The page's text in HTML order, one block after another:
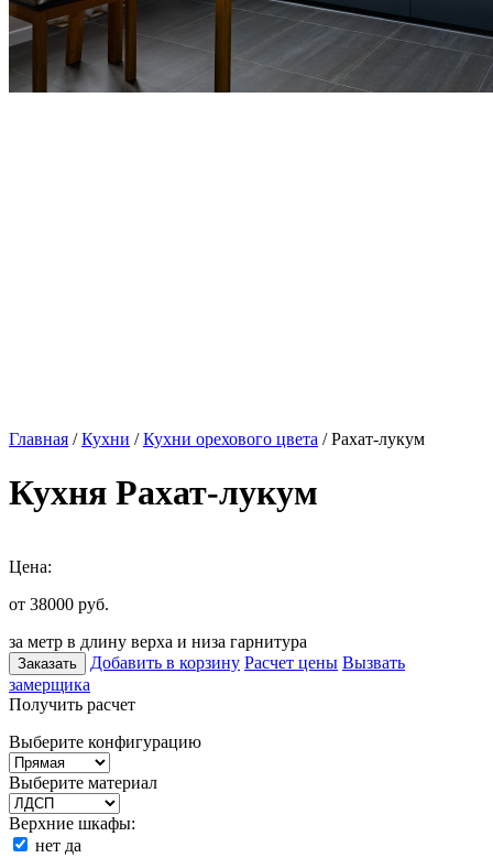
Главная /Кухни /Кухни орехового цвета / Рахат-лукум
Кухня Рахат-лукум
Цена:
от 38000 руб.
за метр в длину верха и низа гарнитура
Заказать Добавить в корзину Расчет цены Вызвать
замерщика
Получить расчет
Выберите конфигурацию
Выберите материал
Верхние шкафы:
нет да